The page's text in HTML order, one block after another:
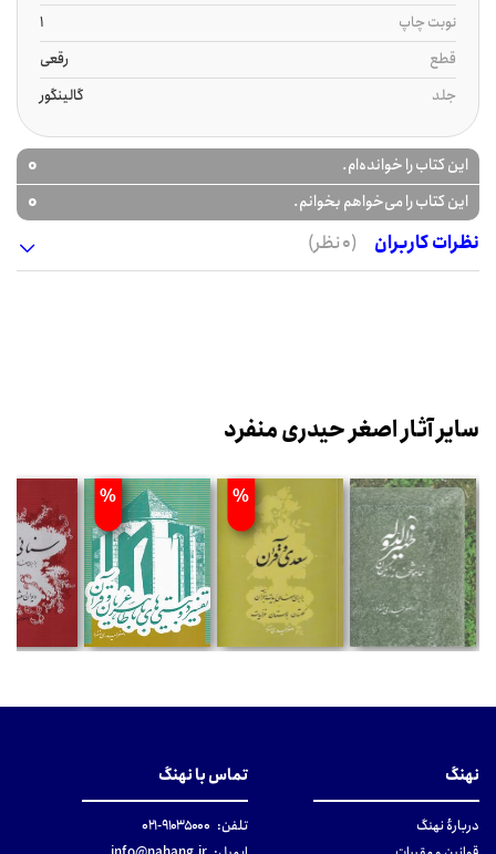
نوبت چاپ
1
قطع
رقعی
جلد
گالینگور
این کتاب را خوانده‌ام. 0
این کتاب را می‌خواهم بخوانم.
0
نظرات کاربران
(0 نظر)
سایر آثار اصغر حیدری منفرد
%
%
نهنگ
دربارهٔ نهنگ
تماس با نهنگ
تلفن: ۹۱۰۳۵۰۰۰-۰۲۱